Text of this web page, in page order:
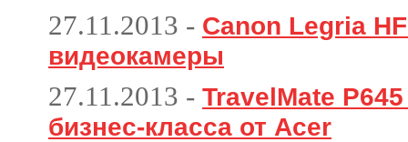
27.11.2013 - Canon Legria
видеокамеры
27.11.2013 - TravelMate
бизнес-класса от Acer